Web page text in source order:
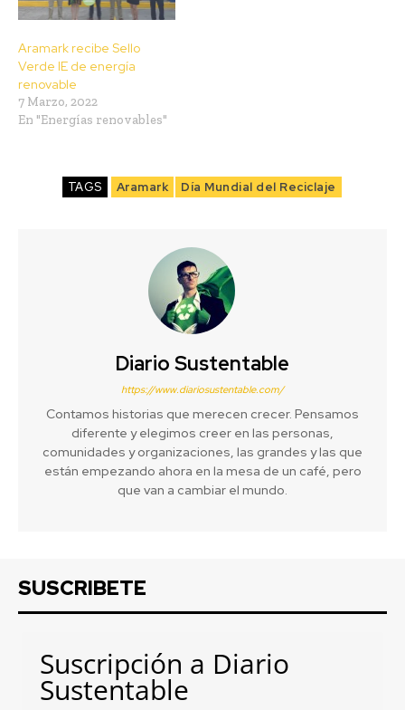
Aramark recibe Sello
Verde IE de energía
renovable
7 Marzo, 2022
En "Energías renovables"
TAGS Aramark Día Mundial del Reciclaje
Diario Sustentable
https://www.diariosustentable.com/
Contamos historias que merecen crecer. Pensamos
diferente y elegimos creer en las personas,
comunidades y organizaciones, las grandes y las que
están empezando ahora en la mesa de un café, pero
que van a cambiar el mundo.
SUSCRIBETE
Suscripción a Diario
Sustentable